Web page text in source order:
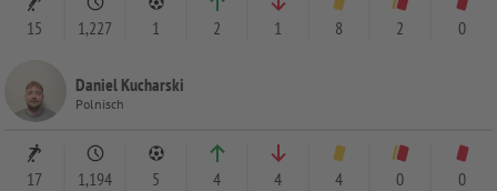
15 1,227 1 2 1 8 2 0
Daniel Kucharski
Polnisch
17 1,194 5 4 4 4 0 0